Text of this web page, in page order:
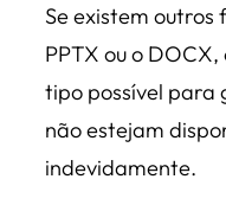
Se existem outros
PPTX ou o
tipo possível para
não estejam
indevidamente.